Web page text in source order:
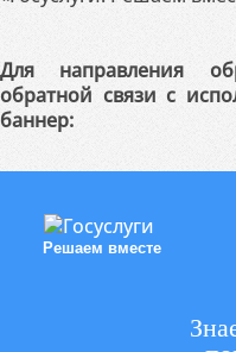
Для направления
обратной связи с
баннер:
Решаем вместе